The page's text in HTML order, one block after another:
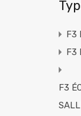
F3
F3
F3